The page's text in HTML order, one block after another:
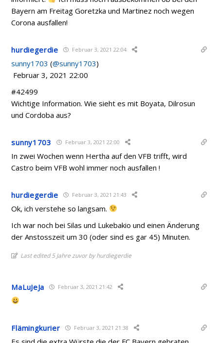
Bayern am Freitag Goretzka und Martinez noch wegen
Corona ausfallen!
hurdiegerdie Februar 3, 2021 22:04
sunny1703 (@sunny1703)
Februar 3, 2021 22:00
#42499
Wichtige Information. Wie sieht es mit Boyata, Dilrosun
und Cordoba aus?
sunny1703 Februar 3, 2021 22:00
In zwei Wochen wenn Hertha auf den VFB trifft, wird
Castro beim VFB wohl immer noch ausfallen !
hurdiegerdie Februar 3, 2021 21:43
Ok, ich verstehe so langsam.
Ich war noch bei Silas und Lukebakio und einen Änderung
der Anstosszeit um 30 (oder sind es gar 45) Minuten.
Last edited 5 Jahre zuvor by hurdiegerdie
MaLuJeJa Februar 3, 2021 21:42
Flämingkurier Februar 3, 2021 21:38